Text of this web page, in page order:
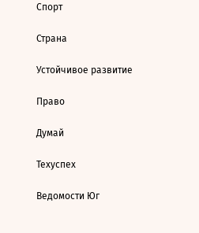
Спорт
Страна
Устойчивое развитие
Право
Думай
Техуспех
Ведомости Юг